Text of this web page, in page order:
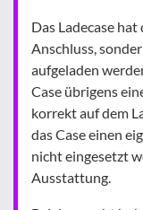
Das Ladecase
Anschluss,
aufgeladen
Case übrigens
korrekt auf dem
das Case einen
nicht eingesetzt
Ausstattung.